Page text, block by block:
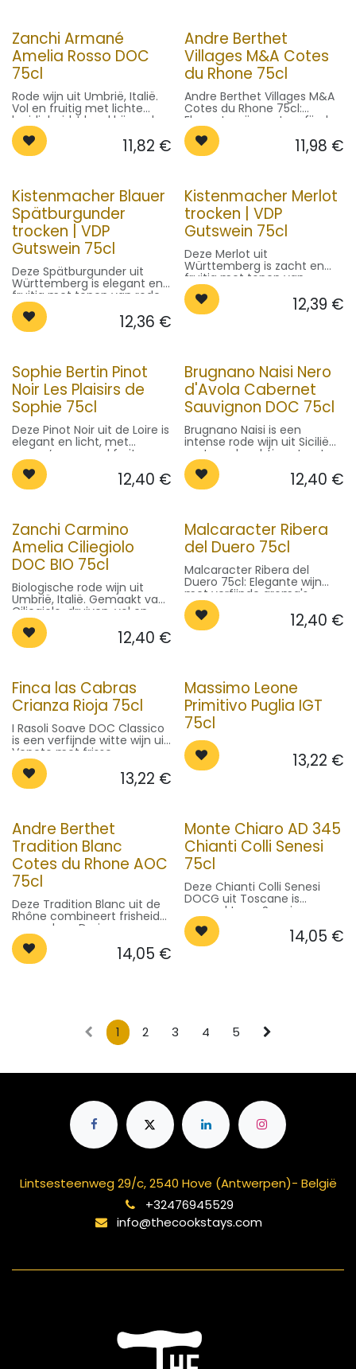
Zanchi Armané
Amelia Rosso DOC
75cl
Rode wijn uit Umbrië, Italië.
Vol en fruitig met lichte
kruidigheid. Ideaal bij rood
vlees en stoofgerechten.
Serveer op 16-18°C. 11,82 €
Andre Berthet
Villages M&A Cotes
du Rhone 75cl
Andre Berthet Villages M&A
Cotes du Rhone 75cl:
Elegante wijn met verfijnde
aroma's. Perfect bij gegrild
vlees, vis of kazen. 11,98 €
Kistenmacher Blauer
Spätburgunder
trocken | VDP
Gutswein 75cl
Deze Spätburgunder uit
Württemberg is elegant en
fruitig met tonen van rode
bessen. Droog en verfijnd,
ideaal bij gevogelte. Serveer
op 14-16°C. 12,36 €
Kistenmacher Merlot
trocken | VDP
Gutswein 75cl
Deze Merlot uit
Württemberg is zacht en
fruitig met tonen van
kersen en pruimen. Droog
en rond, ideaal bij rood
vlees. Serveer op 16-18°C.
12,39 €
Sophie Bertin Pinot
Noir Les Plaisirs de
Sophie 75cl
Deze Pinot Noir uit de Loire is
elegant en licht, met
aroma’s van rood fruit en
subtiele kruidigheid. Serveer
op 14-16°C bij gevogelte of
zachte kazen. 12,40 €
Brugnano Naisi Nero
d'Avola Cabernet
Sauvignon DOC 75cl
Brugnano Naisi is een
intense rode wijn uit Sicilië
met een krachtige structuur
en aroma’s van rood fruit en
kruiden. Perfect bij rood
vlees. Serveer op 16-18°C.
12,40 €
Zanchi Carmino
Amelia Ciliegiolo
DOC BIO 75cl
Biologische rode wijn uit
Umbrië, Italië. Gemaakt van
Ciliegiolo-druiven, vol en
fruitig met lichte kruidigheid.
Ideaal bij rood vlees en
stoofgerechten. Serveer op
12,40 €
Malcaracter Ribera
del Duero 75cl
Malcaracter Ribera del
Duero 75cl: Elegante wijn
met verfijnde aroma's.
Perfect bij gegrild vlees, vis
of kazen. 12,40 €
Finca las Cabras
Crianza Rioja 75cl
I Rasoli Soave DOC Classico
is een verfijnde witte wijn uit
Veneto met frisse
citrusaroma’s en een
minerale afdronk. Perfect bij
lichte gerechten. Serveer op
13,22 €
Massimo Leone
Primitivo Puglia IGT
75cl
13,22 €
Andre Berthet
Tradition Blanc
Cotes du Rhone AOC
75cl
Deze Tradition Blanc uit de
Rhône combineert frisheid
en rondeur. Druiven:
Grenache Blanc & Viognier.
Heerlijk bij visgerechten.
Serveer op 8-10°C. 14,05 €
Monte Chiaro AD 345
Chianti Colli Senesi
75cl
Deze Chianti Colli Senesi
DOCG uit Toscane is
gemaakt van Sangiovese en
biedt een volle, kruidige
smaak met zachte
tannines. Perfect bij14,05 €
1 2 3 4 5
Lintsesteenweg 29/c, 2540 Hove (Antwerpen)- België
+32476945529
info@thecookstays.com